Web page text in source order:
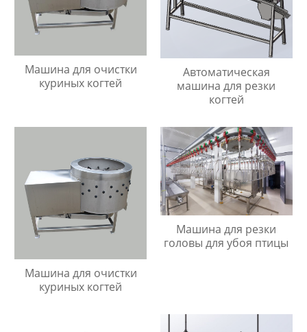
Машина для очистки
куриных когтей
Автоматическая
машина для резки
когтей
Машина для очистки
куриных когтей
Машина для резки
головы для убоя птицы